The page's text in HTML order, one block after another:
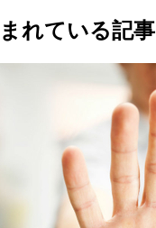
れている記事